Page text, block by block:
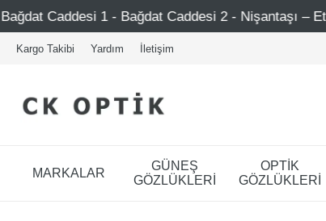
Caddesi 2 - Nişantaşı – Etiler – Ataşehir
Kargo Takibi Yardım İletişim
MARKALAR
GÜNEŞ
GÖZLÜKLERİ
OPTİK
GÖZLÜKLERİ